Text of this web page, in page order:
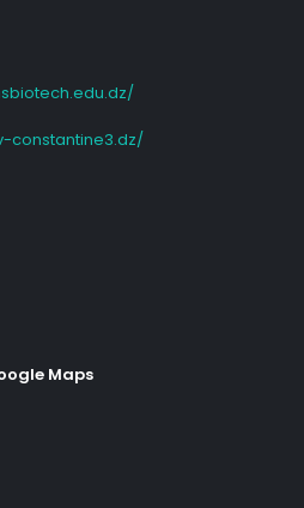
constantine3.dz/
Maps